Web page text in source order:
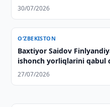
30/07/2026
O‘ZBEKISTON
Baxtiyor Saidov
ishonch yorliqlarini qabul
27/07/2026